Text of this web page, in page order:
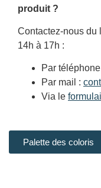
produit ?
Contactez-nous du
14h à 17h :
Par
Par mail :
Via le
Palette des coloris